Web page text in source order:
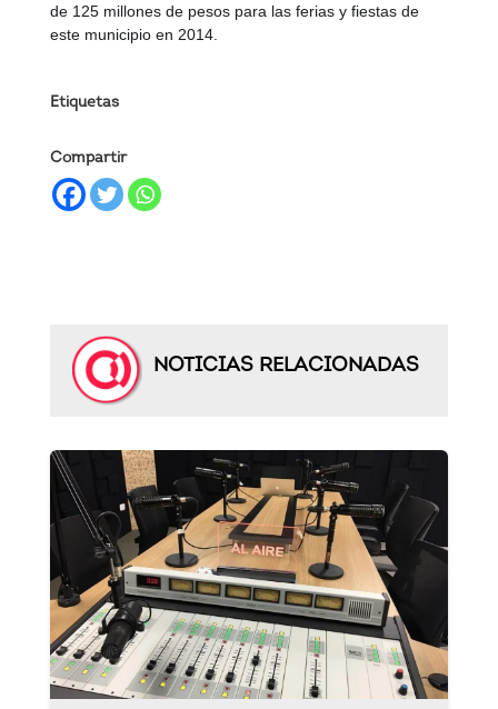
de 125 millones de pesos para las ferias y fiestas de
este municipio en 2014.
Etiquetas
Compartir
NOTICIAS RELACIONADAS